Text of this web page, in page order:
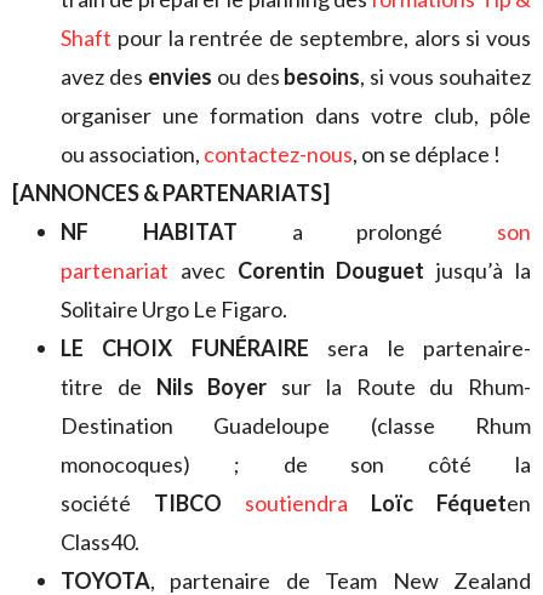
Shaft pour la rentrée de septembre, alors si vous
avez des envies ou des besoins, si vous souhaitez
organiser une formation dans votre club, pôle
ou association, contactez-nous, on se déplace !
[ANNONCES & PARTENARIATS]
NF HABITAT a prolongé son
partenariat avec Corentin Douguet jusqu’à la
Solitaire Urgo Le Figaro.
LE CHOIX FUNÉRAIRE sera le partenaire-
titre de Nils Boyer sur la Route du Rhum-
Destination Guadeloupe (classe Rhum
monocoques) ; de son côté la
société TIBCO soutiendra Loïc Féqueten
Class40.
TOYOTA, partenaire de Team New Zealand